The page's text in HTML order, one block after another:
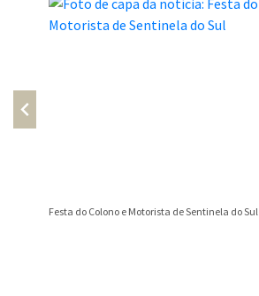
Festa do Colono e Motorista de Sentinela do Sul